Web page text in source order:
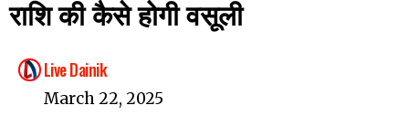
राशि की कैसे होगी वसूली
Live Dainik
March 22, 2025